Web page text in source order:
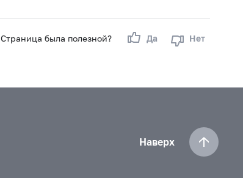
Страница была полезной? Да Нет
Наверх